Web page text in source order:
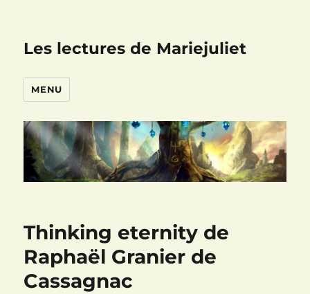
Les lectures de Mariejuliet
MENU
Thinking eternity de
Raphaël Granier de
Cassagnac